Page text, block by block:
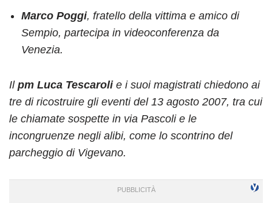
Marco Poggi, fratello della vittima e amico di
Sempio, partecipa in videoconferenza da
Venezia.
Il pm Luca Tescarolie i suoi magistrati chiedono ai
tre di ricostruire gli eventi del 13 agosto 2007, tra cui
le chiamate sospette in via Pascoli e le
incongruenze negli alibi, come lo scontrino del
parcheggio di Vigevano.